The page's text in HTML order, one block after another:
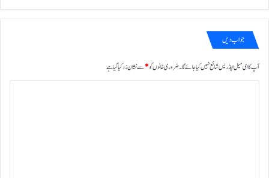
جواب دیں
آپ کا ای میل ایڈریس شائع نہیں کیا جائے گا۔ضروری خانوں کو*سے نشان زد کیا گیا ہے